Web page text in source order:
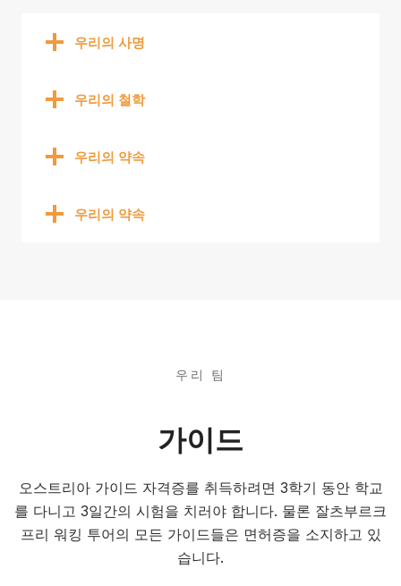
우리의 사명
우리의 철학
우리의 약속
우리의 약속
우리 팀
가이드
오스트리아 가이드 자격증를 취득하려면 3학기 동안 학교
를 다니고 3일간의 시험을 치러야 합니다. 물론 잘츠부르크
프리 워킹 투어의 모든 가이드들은 면허증을 소지하고 있
습니다.